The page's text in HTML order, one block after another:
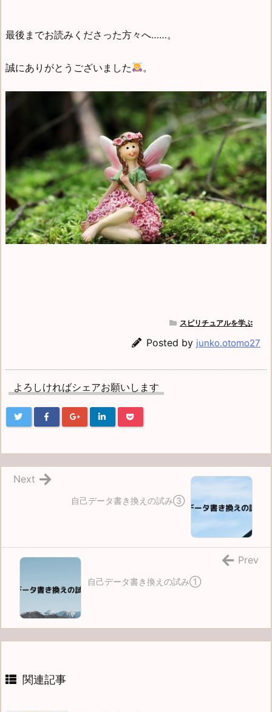
最後までお読みくださった方々へ……。
誠にありがとうございました 。
スピリチュアルを学ぶ
Posted by junko.otomo27
よろしければシェアお願いします
自己データ書き換えの試み③
Next
自己データ書き換えの試み①
Prev
関連記事